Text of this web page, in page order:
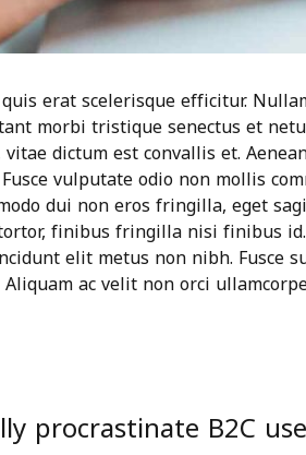
erat scelerisque efficitur.
morbi tristique senectus et
dictum est convallis et.
vulputate odio non mollis
dui non eros fringilla, eget
finibus fringilla nisi finibus
elit metus non nibh.
Aliquam ac velit non orci
procrastinate B2C